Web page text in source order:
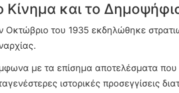
Κίνημα και το
Οκτώβριο του 1935 εκδηλώθηκε
με τα επίσημα αποτελέσματα που
ιστορικές προσεγγίσεις